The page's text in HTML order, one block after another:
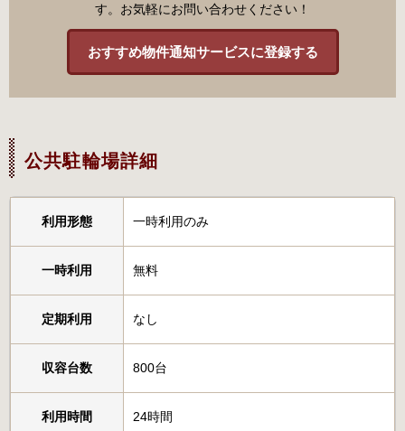
す。お気軽にお問い合わせください！
おすすめ物件通知サービスに登録する
公共駐輪場詳細
利用形態 一時利用のみ
一時利用 無料
定期利用 なし
収容台数 800台
利用時間 24時間